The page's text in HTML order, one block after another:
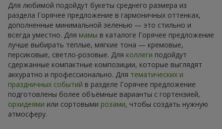
Для любимой подойдут букеты среднего размера из
раздела Горячее предложение в гармоничных оттенках,
дополненные минимальной зеленью — это стильно и
всегда уместно. Для мамы в каталоге Горячее предложение
лучше выбирать тёплые, мягкие тона — кремовые,
персиковые, светло-розовые. Для коллеги подойдут
сдержанные компактные композиции, которые выглядят
аккуратно и профессионально. Для тематических и
праздничных событий в разделе Горячее предложение
подготовлены более объёмные варианты с гортензией,
орхидеями или сортовыми розами, чтобы создать нужную
атмосферу.